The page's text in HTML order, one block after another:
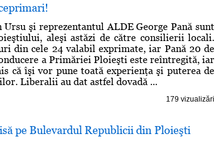
Ursu şi reprezentantul ALDE George Pană sunt
aleşi astăzi de către consilierii locali.
din cele 24 valabil exprimate, iar Pană 20 de
a Primăriei Ploieşti este reîntregită, iar
că îşi vor pune toată experienţa şi puterea de
Liberalii au dat astfel dovadă ...
179 vizualizări
pe Bulevardul Republicii din Ploieşti